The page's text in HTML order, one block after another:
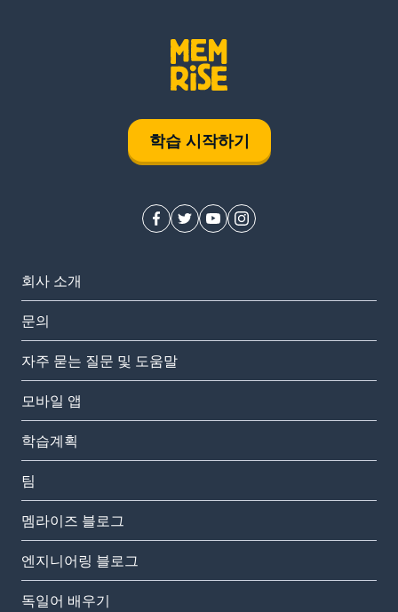
학습 시작하기
회사 소개
문의
자주 묻는 질문 및 도움말
모바일 앱
학습계획
팀
멤라이즈 블로그
엔지니어링 블로그
독일어 배우기